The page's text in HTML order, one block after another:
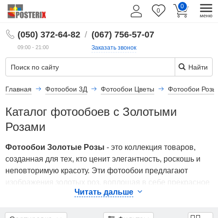
0
0
(050) 372-64-82
09:00 - 21:00
/ (067) 756-57-07
Заказать звонок
Найти
RU
Главная Фотообои 3Д Фотообои Цветы Фотообои Розы
Каталог фотообоев с Золотыми
Розами
Фотообои Золотые Розы- это коллекция товаров,
созданная для тех, кто ценит элегантность, роскошь и
неповторимую красоту. Эти фотообои предлагают
сочетание природной прелесть и изысканности.
Фотообои с изображением золотых роз являются
Читать дальше
Фильтры
Эффект
3D
Показать
все
Ширина
(Площадь)
x
см.